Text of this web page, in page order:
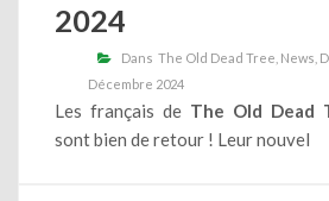
2024
Dans The Old Dead Tree News
Décembre 2024
Les français de The Old Dead
sont bien de retour ! Leur nouvel